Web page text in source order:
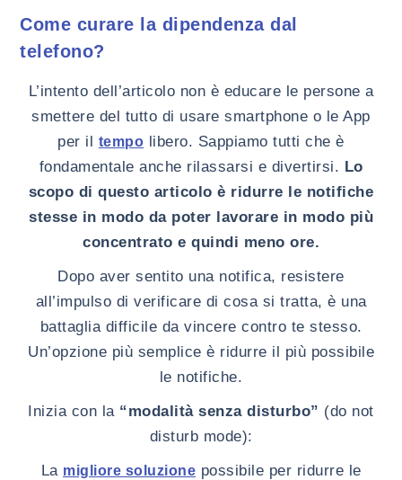
Come curare la dipendenza dal
telefono?
L’intento dell’articolo non è educare le persone a
smettere del tutto di usare smartphone o le App
per il tempo libero. Sappiamo tutti che è
fondamentale anche rilassarsi e divertirsi. Lo
scopo di questo articolo è ridurre le notifiche
stesse in modo da poter lavorare in modo più
concentrato e quindi meno ore.
Dopo aver sentito una notifica, resistere
all’impulso di verificare di cosa si tratta, è una
battaglia difficile da vincere contro te stesso.
Un’opzione più semplice è ridurre il più possibile
le notifiche.
Inizia con la “modalità senza disturbo” (do not
disturb mode):
La migliore soluzione possibile per ridurre le